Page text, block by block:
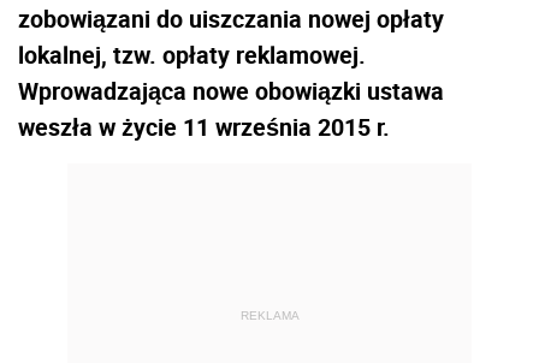
zobowiązani do uiszczania nowej opłaty
lokalnej, tzw. opłaty reklamowej.
Wprowadzająca nowe obowiązki ustawa
weszła w życie 11 września 2015 r.
REKLAMA